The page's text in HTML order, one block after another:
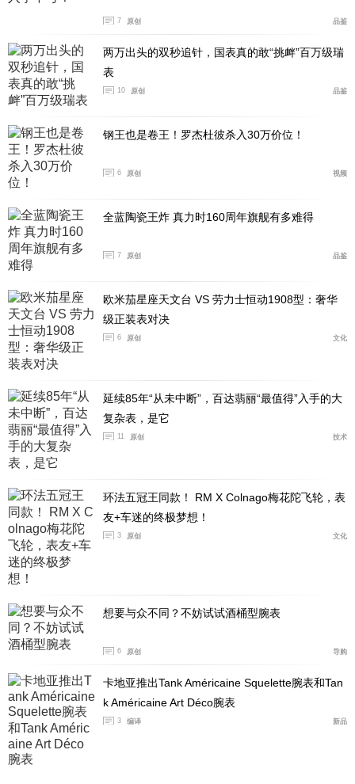
7 原创 品鉴
两万出头的双秒追针，国表真的敢“挑衅”百万级瑞
表
10 原创 品鉴
钢王也是卷王！罗杰杜彼杀入30万价位！
6 原创 视频
全蓝陶瓷王炸 真力时160周年旗舰有多难得
7 原创 品鉴
欧米茄星座天文台 VS 劳力士恒动1908型：奢华
级正装表对决
6 原创 文化
延续85年“从未中断”，百达翡丽“最值得”入手的大
复杂表，是它
11 原创 技术
环法五冠王同款！ RM X Colnago梅花陀飞轮，表
友+车迷的终极梦想！
3 原创 文化
想要与众不同？不妨试试酒桶型腕表
6 原创 导购
卡地亚推出Tank Américaine Squelette腕表和Tan
k Américaine Art Déco腕表
3 编译 新品